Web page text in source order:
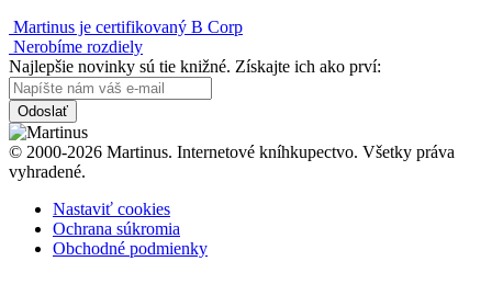
Martinus je certifikovaný B Corp
Nerobíme rozdiely
Najlepšie novinky sú tie knižné. Získajte ich ako prví:
Odoslať
© 2000-2026 Martinus. Internetové kníhkupectvo. Všetky práva
vyhradené.
Nastaviť cookies
Ochrana súkromia
Obchodné podmienky